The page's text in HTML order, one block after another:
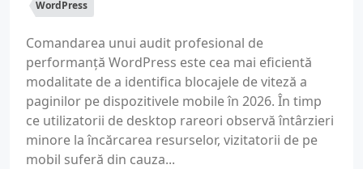
WordPress
Comandarea unui audit profesional de
performanță WordPress este cea mai eficientă
modalitate de a identifica blocajele de viteză a
paginilor pe dispozitivele mobile în 2026. În timp
ce utilizatorii de desktop rareori observă întârzieri
minore la încărcarea resurselor, vizitatorii de pe
mobil suferă din cauza...